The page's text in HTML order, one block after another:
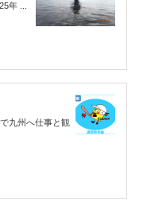
年 ...
九州へ仕事と観